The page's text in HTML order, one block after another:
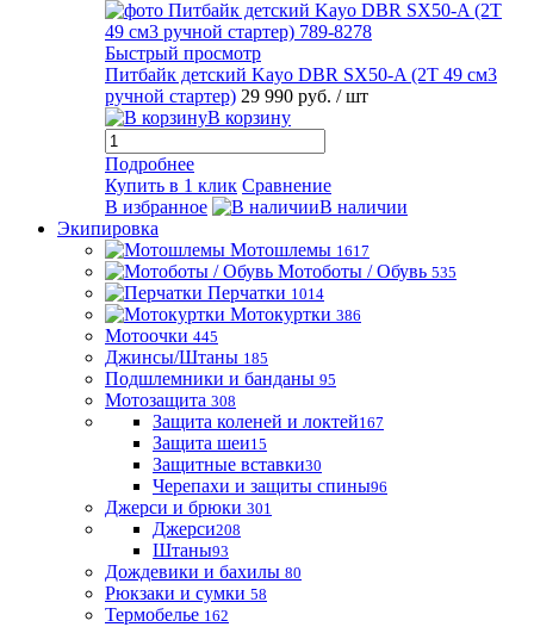
Быстрый просмотр
Питбайк детский Kayo DBR SX50-A (2T 49 см3
ручной стартер) 29 990 руб. / шт
В корзину
Подробнее
Купить в 1 клик Сравнение
В избранное
В наличии
Экипировка
Мотошлемы 1617
Мотоботы / Обувь 535
Перчатки 1014
Мотокуртки 386
Мотоочки 445
Джинсы/Штаны 185
Подшлемники и банданы 95
Мотозащита 308
Защита коленей и локтей167
Защита шеи15
Защитные вставки30
Черепахи и защиты спины96
Джерси и брюки 301
Джерси208
Штаны93
Дождевики и бахилы 80
Рюкзаки и сумки 58
Термобелье 162